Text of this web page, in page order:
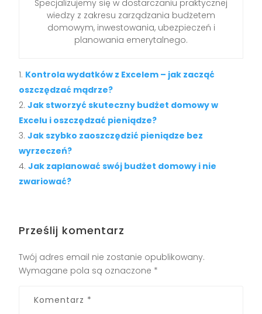
Specjalizujemy się w dostarczaniu praktycznej
wiedzy z zakresu zarządzania budżetem
domowym, inwestowania, ubezpieczeń i
planowania emerytalnego.
Kontrola wydatków z Excelem – jak zacząć
oszczędzać mądrze?
Jak stworzyć skuteczny budżet domowy w
Excelu i oszczędzać pieniądze?
Jak szybko zaoszczędzić pieniądze bez
wyrzeczeń?
Jak zaplanować swój budżet domowy i nie
zwariować?
Prześlij komentarz
Twój adres email nie zostanie opublikowany.
Wymagane pola są oznaczone *